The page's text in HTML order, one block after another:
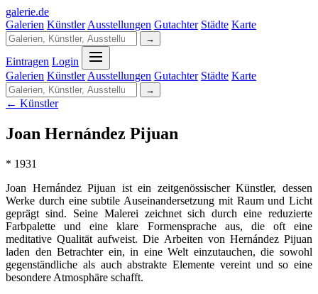
galerie.de
Galerien Künstler Ausstellungen Gutachter Städte Karte
→
Eintragen Login
Galerien Künstler Ausstellungen Gutachter Städte Karte
→
← Künstler
Joan Hernández Pijuan
* 1931
Joan Hernández Pijuan ist ein zeitgenössischer Künstler, dessen
Werke durch eine subtile Auseinandersetzung mit Raum und Licht
geprägt sind. Seine Malerei zeichnet sich durch eine reduzierte
Farbpalette und eine klare Formensprache aus, die oft eine
meditative Qualität aufweist. Die Arbeiten von Hernández Pijuan
laden den Betrachter ein, in eine Welt einzutauchen, die sowohl
gegenständliche als auch abstrakte Elemente vereint und so eine
besondere Atmosphäre schafft.